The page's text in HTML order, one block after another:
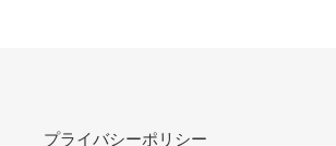
プライバシーポリシー